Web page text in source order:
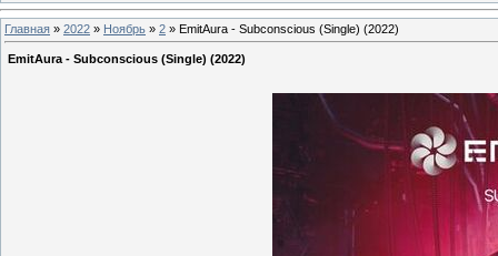
Главная » 2022 » Ноябрь » 2 » EmitAura - Subconscious (Single) (2022)
EmitAura - Subconscious (Single) (2022)